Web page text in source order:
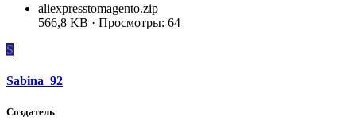
aliexpresstomagento.zip
566,8 KB · Просмотры: 64
S
Sabina_92
Создатель